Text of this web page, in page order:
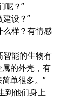
？”
设？”
样？有情感
能的生物有
的外壳，有
单很多。”
他们身上